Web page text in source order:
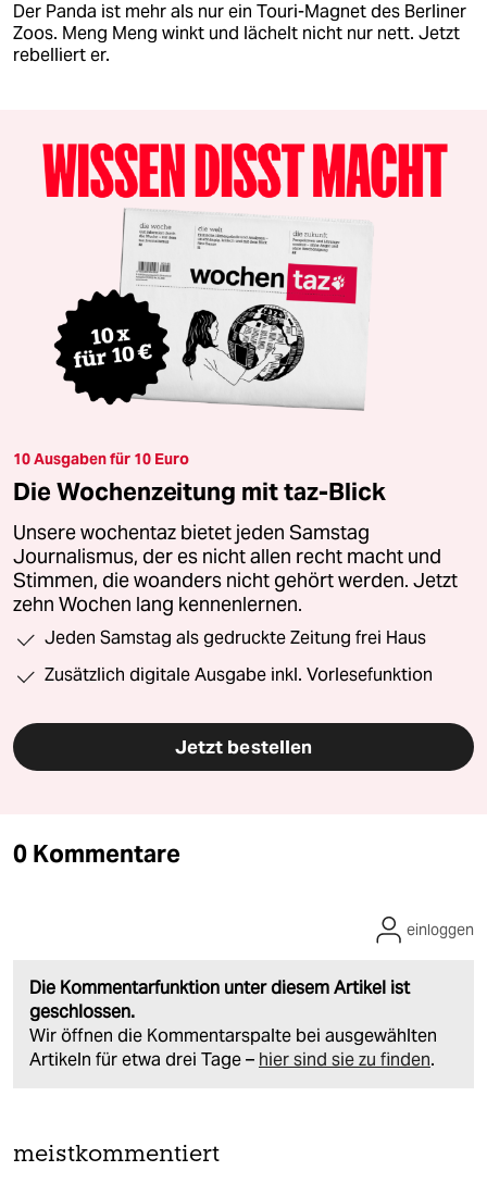
Der Panda ist mehr als nur ein Touri-Magnet des Berliner
Zoos. Meng Meng winkt und lächelt nicht nur nett. Jetzt
rebelliert er.
10 Ausgaben für 10 Euro
Die Wochenzeitung mit taz-Blick
Unsere wochentaz bietet jeden Samstag
Journalismus, der es nicht allen recht macht und
Stimmen, die woanders nicht gehört werden. Jetzt
zehn Wochen lang kennenlernen.
Jeden Samstag als gedruckte Zeitung frei Haus
Zusätzlich digitale Ausgabe inkl. Vorlesefunktion
Jetzt bestellen
0 Kommentare
Die Kommentarfunktion unter diesem Artikel ist
geschlossen.
Wir öffnen die Kommentarspalte bei ausgewählten
Artikeln für etwa drei Tage – hier sind sie zu finden.
einloggen
meistkommentiert